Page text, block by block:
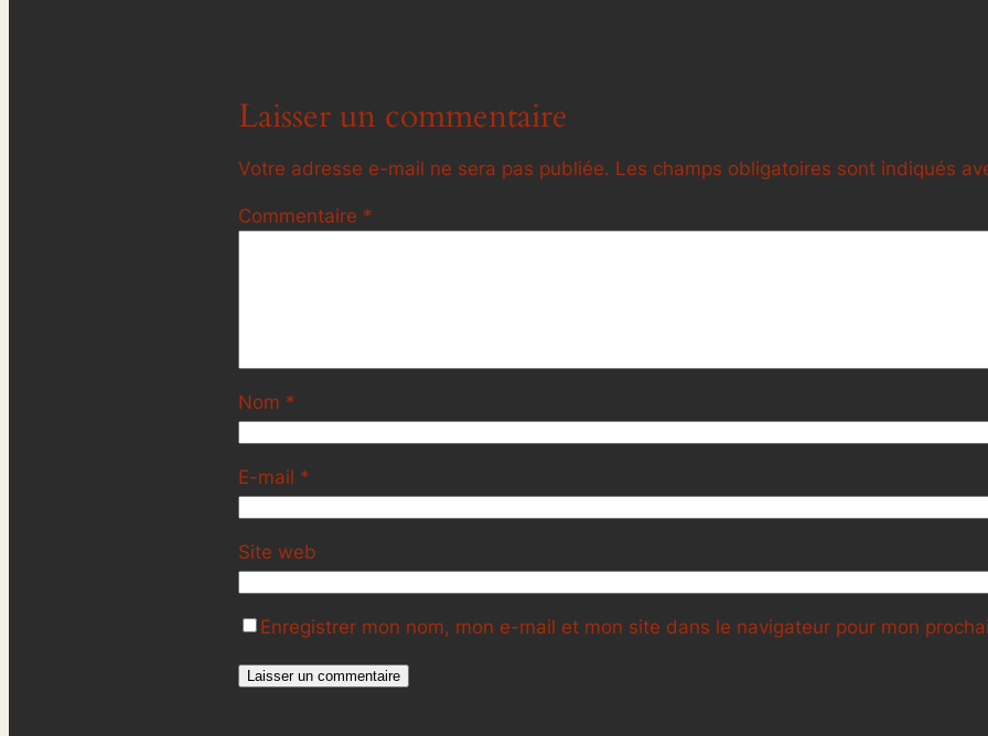
Laisser un commentaire
Votre adresse e-mail ne sera pas publiée. Les champs obligatoires sont indiqués
Commentaire *
Nom *
E-mail *
Site web
Enregistrer mon nom, mon e-mail et mon site dans le navigateur pour mon